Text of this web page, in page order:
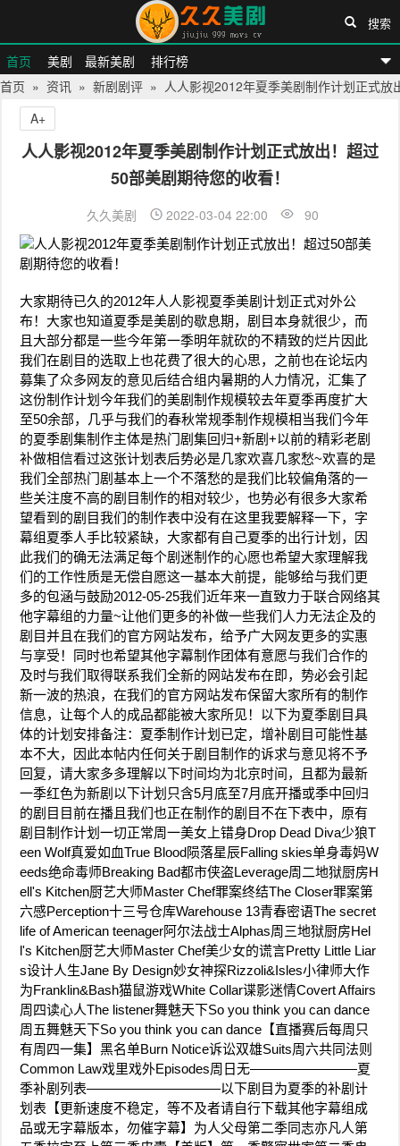
久久美剧网
首页 美剧 最新美剧 排行榜
搜索
首页 » 资讯 » 新剧剧评 » 人人影视2012年夏季美剧制作计划正式放
人人影视2012年夏季美剧制作计划正式放出！超过
50部美剧期待您的收看！
久久美剧 2022-03-04 22:00 90
大家期待已久的2012年人人影视夏季美剧计划正式对外公
布！大家也知道夏季是美剧的歇息期，剧目本身就很少，而
且大部分都是一些今年第一季明年就砍的不精致的烂片因此
我们在剧目的选取上也花费了很大的心思，之前也在论坛内
募集了众多网友的意见后结合组内暑期的人力情况，汇集了
这份制作计划今年我们的美剧制作规模较去年夏季再度扩大
至50余部，几乎与我们的春秋常规季制作规模相当我们今年
的夏季剧集制作主体是热门剧集回归+新剧+以前的精彩老剧
补做相信看过这张计划表后势必是几家欢喜几家愁~欢喜的是
我们全部热门剧基本上一个不落愁的是我们比较偏角落的一
些关注度不高的剧目制作的相对较少，也势必有很多大家希
望看到的剧目我们的制作表中没有在这里我要解释一下，字
幕组夏季人手比较紧缺，大家都有自己夏季的出行计划，因
此我们的确无法满足每个剧迷制作的心愿也希望大家理解我
们的工作性质是无偿自愿这一基本大前提，能够给与我们更
多的包涵与鼓励2012-05-25我们近年来一直致力于联合网络其
他字幕组的力量~让他们更多的补做一些我们人力无法企及的
剧目并且在我们的官方网站发布，给予广大网友更多的实惠
与享受！同时也希望其他字幕制作团体有意愿与我们合作的
及时与我们取得联系我们全新的网站发布在即，势必会引起
新一波的热浪，在我们的官方网站发布保留大家所有的制作
信息，让每个人的成品都能被大家所见！以下为夏季剧目具
体的计划安排备注：夏季制作计划已定，增补剧目可能性基
本不大，因此本帖内任何关于剧目制作的诉求与意见将不予
回复，请大家多多理解以下时间均为北京时间，且都为最新
一季红色为新剧以下计划只含5月底至7月底开播或季中回归
的剧目目前在播且我们也正在制作的剧目不在下表中，原有
剧目制作计划一切正常周一美女上错身Drop Dead Diva少狼T
een Wolf真爱如血True Blood陨落星辰Falling skies单身毒妈W
eeds绝命毒师Breaking Bad都市侠盗Leverage周二地狱厨房H
ell's Kitchen厨艺大师Master Chef罪案终结The Closer罪案第
六感Perception十三号仓库Warehouse 13青春密语The secret
life of American teenager阿尔法战士Alphas周三地狱厨房Hel
l's Kitchen厨艺大师Master Chef美少女的谎言Pretty Little Liar
s设计人生Jane By Design妙女神探Rizzoli&Isles小律师大作
为Franklin&Bash猫鼠游戏White Collar谍影迷情Covert Affairs
周四读心人The listener舞魅天下So you think you can dance
周五舞魅天下So you think you can dance【直播赛后每周只
有周四一集】黑名单Burn Notice诉讼双雄Suits周六共同法则
Common Law戏里戏外Episodes周日无————————夏
季补剧列表——————————以下剧目为夏季的补剧计
划表【更新速度不稳定，等不及者请自行下载其他字幕组成
品或无字幕版本，勿催字幕】为人父母第二季同志亦凡人第
A+